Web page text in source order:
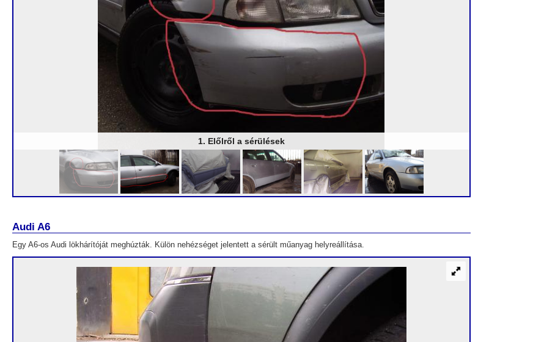
1. Előlről a sérülések
Audi A6
Egy A6-os Audi lökhárítóját meghúzták. Külön nehézséget jelentett a sérült műanyag helyreállítása.